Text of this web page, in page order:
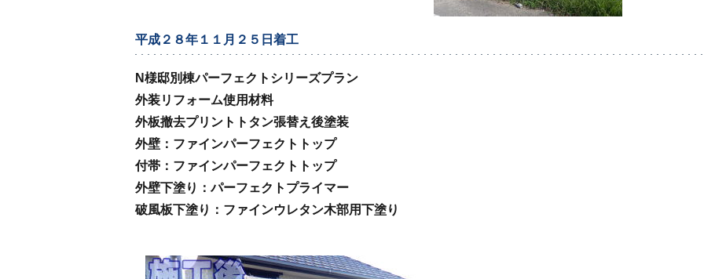
平成２８年１１月２５日着工
N様邸別棟パーフェクトシリーズプラン
外装リフォーム使用材料
外板撤去プリントトタン張替え後塗装
外壁：ファインパーフェクトトップ
付帯：ファインパーフェクトトップ
外壁下塗り：パーフェクトプライマー
破風板下塗り：ファインウレタン木部用下塗り